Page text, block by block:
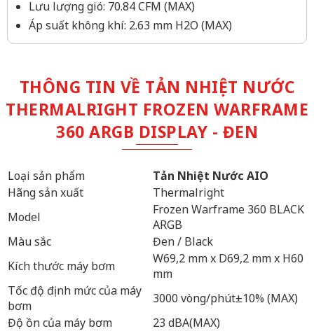
Lưu lượng gió: 70.84 CFM (MAX)
Áp suất không khí: 2.63 mm H2O (MAX)
THÔNG TIN VỀ TẢN NHIỆT NƯỚC
THERMALRIGHT FROZEN WARFRAME
360 ARGB DISPLAY - ĐEN
Loại sản phẩm
Tản Nhiệt Nước AIO
Hãng sản xuất
Thermalright
Model
Frozen Warframe 360 BLACK
ARGB
Màu sắc
Đen / Black
Kích thước máy bơm
W69,2 mm x D69,2 mm x H60
mm
Tốc độ định mức của máy
bơm
3000 vòng/phút±10% (MAX)
Độ ồn của máy bơm
23 dBA(MAX)